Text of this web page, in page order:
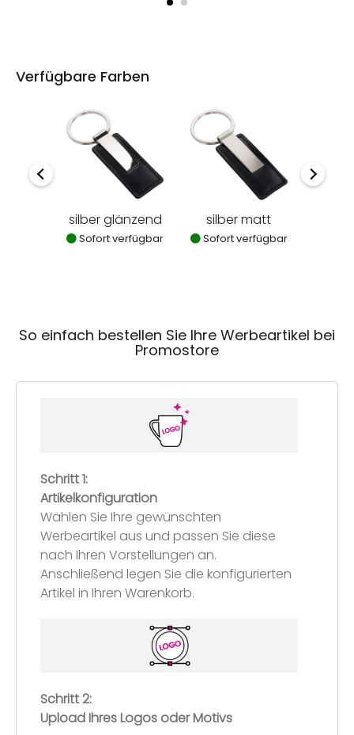
Verfügbare Farben
silber glänzend
Sofort verfügbar
silber matt
Sofort verfügbar
So einfach bestellen Sie Ihre Werbeartikel bei
Promostore
Schritt 1:
Artikelkonfiguration
Wählen Sie Ihre gewünschten
Werbeartikel aus und passen Sie diese
nach Ihren Vorstellungen an.
Anschließend legen Sie die konfigurierten
Artikel in Ihren Warenkorb.
Schritt 2:
Upload Ihres Logos oder Motivs